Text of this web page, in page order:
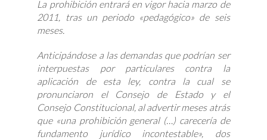
La prohibición entrará en vigor hacia marzo de
2011, tras un periodo «pedagógico» de seis
meses.
Anticipándose a las demandas que podrían ser
interpuestas por particulares contra la
aplicación de esta ley, contra la cual se
pronunciaron el Consejo de Estado y el
Consejo Constitucional, al advertir meses atrás
que «una prohibición general (…) carecería de
fundamento jurídico incontestable», dos